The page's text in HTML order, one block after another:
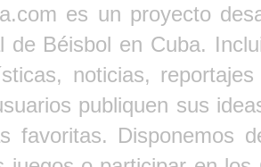
es un proyecto
de Béisbol en Cuba.
noticias,
publiquen sus
favoritas. Disponemos